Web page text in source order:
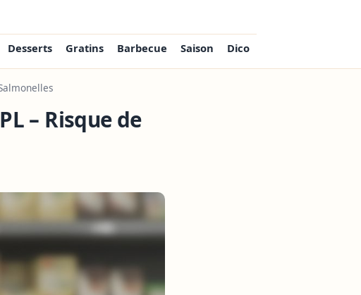
Desserts Gratins Barbecue Saison Dico
– Risque de